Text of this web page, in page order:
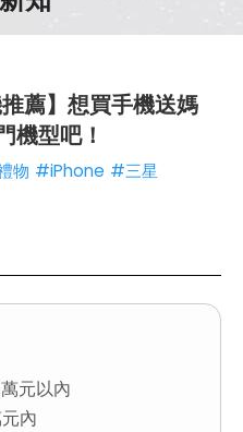
薦】想買手機送媽
機型吧！
物 #iPhone #三星
元以內
內